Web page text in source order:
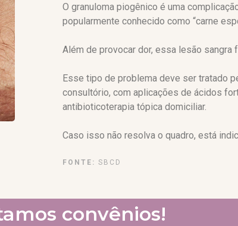
O granuloma piogênico é uma
popularmente conhecido como “carne
Além de provocar dor, essa lesão sangra
Esse tipo de problema deve ser tratado
consultório, com aplicações de ácidos
antibioticoterapia tópica domiciliar.
Caso isso não resolva o quadro, está
FONTE: SBCD
convênios!